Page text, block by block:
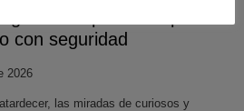
con seguridad
2026
las miradas de curiosos y